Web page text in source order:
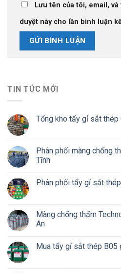
Lưu tên của tôi, email,
duyệt này cho lần bình luận
TIN TỨC MỚI
Tổng kho tẩy gỉ sắt thép
Phân phối màng chống
Tĩnh
Phân phối tẩy gỉ sắt
Màng chống thấm
An
Mua tẩy gỉ sắt thép B05